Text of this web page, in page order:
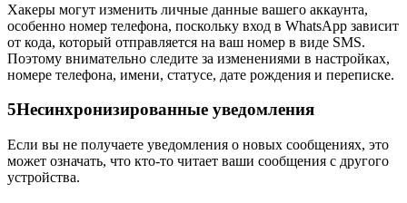
Хакеры могут изменить личные данные вашего аккаунта,
особенно номер телефона, поскольку вход в WhatsApp зависит
от кода, который отправляется на ваш номер в виде SMS.
Поэтому внимательно следите за изменениями в настройках,
номере телефона, имени, статусе, дате рождения и переписке.
5Несинхронизированные уведомления
Если вы не получаете уведомления о новых сообщениях, это
может означать, что кто-то читает ваши сообщения с другого
устройства.